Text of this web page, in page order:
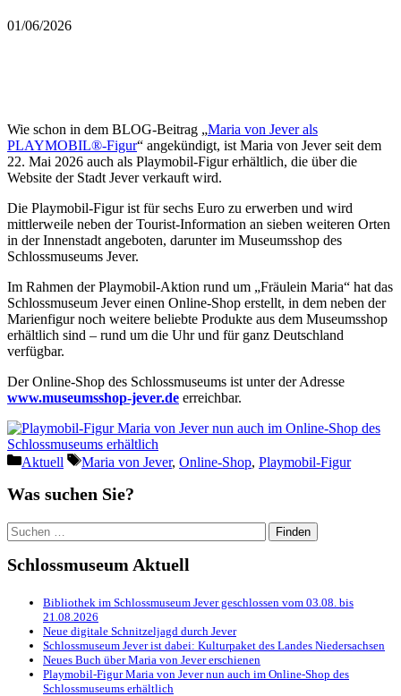
01/06/2026
Wie schon in dem BLOG-Beitrag „Maria von Jever als
PLAYMOBIL®-Figur“ angekündigt, ist Maria von Jever seit dem
22. Mai 2026 auch als Playmobil-Figur erhältlich, die über die
Website der Stadt Jever verkauft wird.
Die Playmobil-Figur ist für sechs Euro zu erwerben und wird
mittlerweile neben der Tourist-Information an sieben weiteren Orten
in der Innenstadt angeboten, darunter im Museumsshop des
Schlossmuseums Jever.
Im Rahmen der Playmobil-Aktion rund um „Fräulein Maria“ hat das
Schlossmuseum Jever einen Online-Shop erstellt, in dem neben der
Marienfigur noch weitere beliebte Produkte aus dem Museumsshop
erhältlich sind – rund um die Uhr und für ganz Deutschland
verfügbar.
Der Online-Shop des Schlossmuseums ist unter der Adresse
www.museumsshop-jever.de erreichbar.
Kategorien
Aktuell Schlagwörter
Maria von Jever, Online-Shop, Playmobil-Figur
Was suchen Sie?
Suchen
nach:
Schlossmuseum Aktuell
Bibliothek im Schlossmuseum Jever geschlossen vom 03.08. bis
21.08.2026
Neue digitale Schnitzeljagd durch Jever
Schlossmuseum Jever ist dabei: Kulturpaket des Landes Niedersachsen
Neues Buch über Maria von Jever erschienen
Playmobil-Figur Maria von Jever nun auch im Online-Shop des
Schlossmuseums erhältlich